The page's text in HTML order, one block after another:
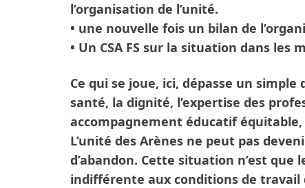
l’organisation de l’unité.
• une nouvelle fois un bilan de
• Un CSA FS sur la situation dans les
Ce qui se joue, ici, dépasse un
santé, la dignité, l’expertise des
accompagnement éducatif
L’unité des Arènes ne peut pas
d’abandon. Cette situation n’est
indifférente aux conditions de travail